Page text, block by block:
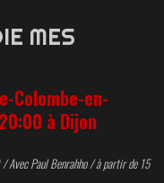
MES
Colombe-en-
à Dijon
Avec Paul Benrahho / à partir de 15